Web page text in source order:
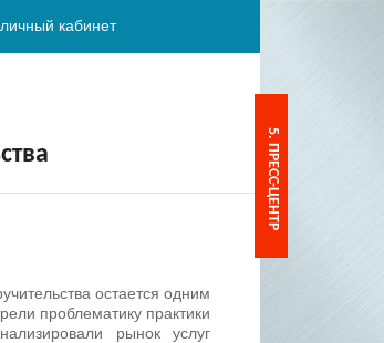
кабинет
остается одним
проблематику практики
рынок услуг
5. ПРЕСС-ЦЕНТР